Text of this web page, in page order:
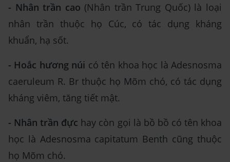
- Nhân trần cao (Nhân trần Trung Quốc) là loại
nhân trần thuộc họ Cúc, có tác dụng kháng
khuẩn, hạ sốt.
- Hoắc hương núi có tên khoa học là Adesnosma
caeruleum R. Br thuộc họ Mõm chó, có tác dụng
kháng viêm, tăng tiết mật.
- Nhân trần đực hay còn gọi là bồ bồ có tên khoa
học là Adesnosma capitatum Benth cũng thuộc
họ Mõm chó.